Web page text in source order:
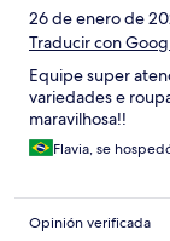
26 de enero de
Traducir con
Equipe super
variedades e
maravilhosa!!
Flavia, se
Opinión verificada